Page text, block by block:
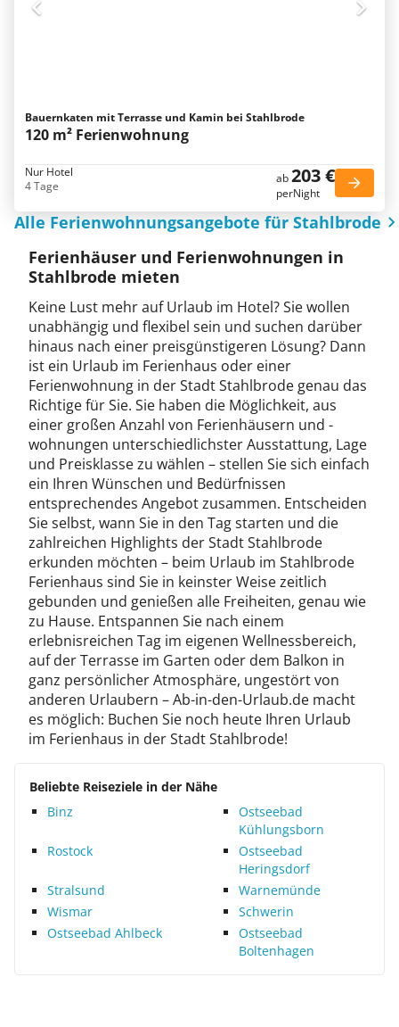
Bauernkaten mit Terrasse und Kamin bei Stahlbrode
120 m² Ferienwohnung
Nur Hotel
4 Tage
ab203 €
perNight
Alle Ferienwohnungsangebote für Stahlbrode
Ferienhäuser und Ferienwohnungen in
Stahlbrode mieten
Keine Lust mehr auf Urlaub im Hotel? Sie wollen
unabhängig und flexibel sein und suchen darüber
hinaus nach einer preisgünstigeren Lösung? Dann
ist ein Urlaub im Ferienhaus oder einer
Ferienwohnung in der Stadt Stahlbrode genau das
Richtige für Sie. Sie haben die Möglichkeit, aus
einer großen Anzahl von Ferienhäusern und -
wohnungen unterschiedlichster Ausstattung, Lage
und Preisklasse zu wählen – stellen Sie sich einfach
ein Ihren Wünschen und Bedürfnissen
entsprechendes Angebot zusammen. Entscheiden
Sie selbst, wann Sie in den Tag starten und die
zahlreichen Highlights der Stadt Stahlbrode
erkunden möchten – beim Urlaub im Stahlbrode
Ferienhaus sind Sie in keinster Weise zeitlich
gebunden und genießen alle Freiheiten, genau wie
zu Hause. Entspannen Sie nach einem
erlebnisreichen Tag im eigenen Wellnessbereich,
auf der Terrasse im Garten oder dem Balkon in
ganz persönlicher Atmosphäre, ungestört von
anderen Urlaubern – Ab-in-den-Urlaub.de macht
es möglich: Buchen Sie noch heute Ihren Urlaub
im Ferienhaus in der Stadt Stahlbrode!
Beliebte Reiseziele in der Nähe
Binz
Ostseebad
Kühlungsborn
Rostock
Ostseebad
Heringsdorf
Stralsund
Warnemünde
Wismar
Schwerin
Ostseebad Ahlbeck
Ostseebad
Boltenhagen